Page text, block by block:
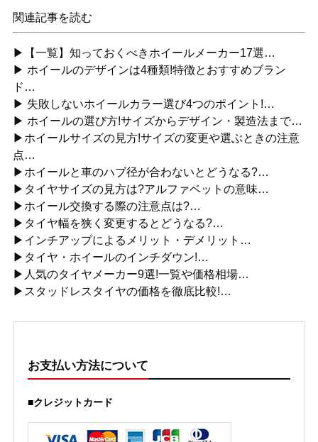
関連記事を読む
▶【一覧】知っておくべきホイールメーカー17選…
▶ ホイールのデザインは4種類!特徴とおすすめブラン
ド…
▶ 失敗しないホイールカラー選び4つのポイント!…
▶ ホイールの選び方!サイズからデザイン・製造法まで…
▶ホイールサイズの見方!サイズの変更や選ぶときの注意
点…
▶ホイールと車のハブ径が合わないとどうなる?…
▶タイヤサイズの見方は?アルファベットの意味…
▶ホイール交換する際の注意点は?…
▶タイヤ幅を狭く変更するとどうなる?…
▶インチアップによるメリット・デメリット…
▶タイヤ・ホイールのインチダウン!…
▶人気のタイヤメーカー9選!一覧や価格相場…
▶スタッドレスタイヤの価格を徹底比較!…
お支払い方法について
■クレジットカード